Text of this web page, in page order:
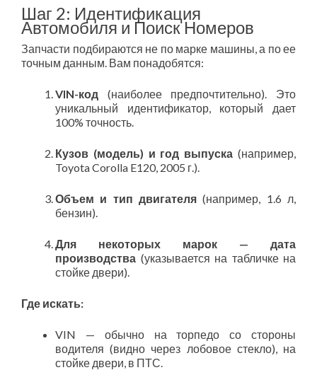
Шаг 2: Идентификация
Автомобиля и Поиск Номеров
Запчасти подбираются не по марке машины, а по ее
точным данным. Вам понадобятся:
VIN-код (наиболее предпочтительно). Это
уникальный идентификатор, который дает
100% точность.
Кузов (модель) и год выпуска (например,
Toyota Corolla E120, 2005 г.).
Объем и тип двигателя (например, 1.6 л,
бензин).
Для некоторых марок — дата
производства (указывается на табличке на
стойке двери).
Где искать:
VIN — обычно на торпедо со стороны
водителя (видно через лобовое стекло), на
стойке двери, в ПТС.